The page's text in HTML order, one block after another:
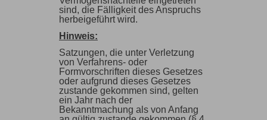
sind, die Fälligkeit des Anspruchs
herbeigeführt wird.
Hinweis:
Satzungen, die unter Verletzung
von Verfahrens- oder
Formvorschriften dieses Gesetzes
oder aufgrund dieses Gesetzes
zustande gekommen sind, gelten
ein Jahr nach der
Bekanntmachung als von Anfang